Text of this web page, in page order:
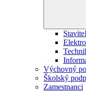
Výchovný
Školský
Zamestnanci